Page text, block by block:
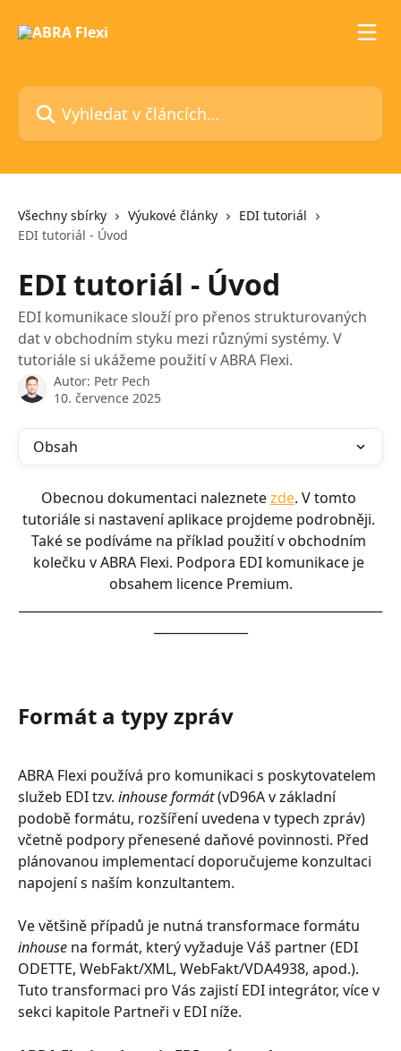
Vyhledat v článcích…
Všechny sbírky Výukové články
EDI tutoriál
EDI tutoriál - Úvod
EDI tutoriál - Úvod
EDI komunikace slouží pro přenos strukturovaných
dat v obchodním styku mezi různými systémy. V
tutoriále si ukážeme použití v ABRA Flexi.
Autor: Petr Pech
10. července 2025
Obsah
Obecnou dokumentaci naleznete zde. V tomto
tutoriále si nastavení aplikace projdeme podrobněji.
Také se podíváme na příklad použití v obchodním
kolečku v ABRA Flexi. Podpora EDI komunikace je
obsahem licence Premium.
Formát a typy zpráv
ABRA Flexi používá pro komunikaci s poskytovatelem
služeb EDI tzv. inhouse formát (vD96A v základní
podobě formátu, rozšíření uvedena v typech zpráv)
včetně podpory přenesené daňové povinnosti. Před
plánovanou implementací doporučujeme konzultaci
napojení s naším konzultantem.
Ve většině případů je nutná transformace formátu
inhouse na formát, který vyžaduje Váš partner (EDI
ODETTE, WebFakt/XML, WebFakt/VDA4938, apod.).
Tuto transformaci pro Vás zajistí EDI integrátor, více v
sekci kapitole Partneři v EDI níže.